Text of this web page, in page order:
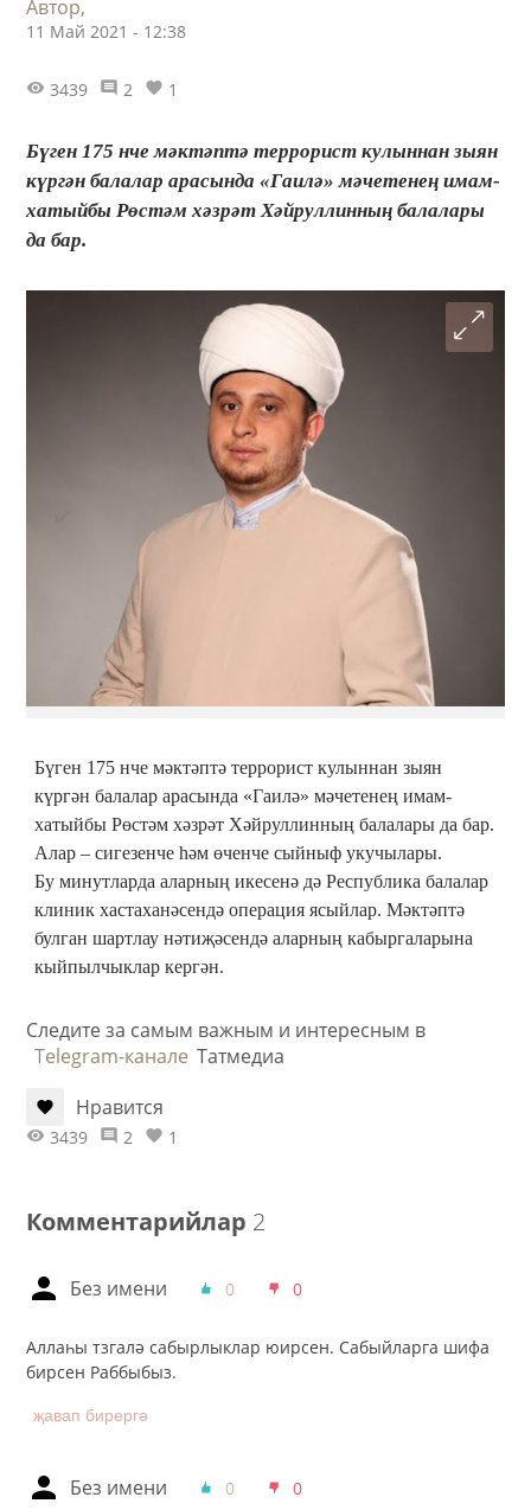
Автор,
11 Май 2021 - 12:38
3439 2 1
Бүген 175 нче мәктәптә террорист кулыннан зыян
күргән балалар арасында «Гаилә» мәчетенең имам-
хатыйбы Рөстәм хәзрәт Хәйруллинның балалары
да бар.
Бүген 175 нче мәктәптә террорист кулыннан зыян
күргән балалар арасында «Гаилә» мәчетенең имам-
хатыйбы Рөстәм хәзрәт Хәйруллинның балалары да бар.
Алар – сигезенче һәм өченче сыйныф укучылары.
Бу минутларда аларның икесенә дә Республика балалар
клиник хастаханәсендә операция ясыйлар. Мәктәптә
булган шартлау нәтиҗәсендә аларның кабыргаларына
кыйпылчыклар кергән.
Следите за самым важным и интересным в
Telegram-канале Татмедиа
Нравится
3439 2 1
Комментарийлар 2
Без имени 0 0
Аллаһы тзгалә сабырлыклар юирсен. Сабыйларга шифа
бирсен Раббыбыз.
җавап бирергә
Без имени 0 0